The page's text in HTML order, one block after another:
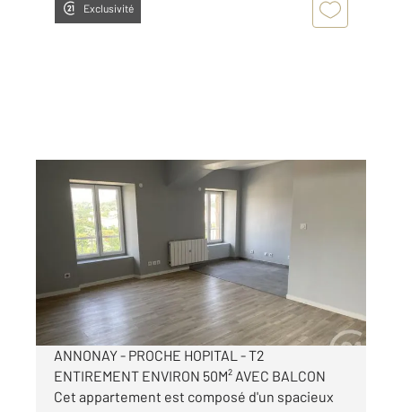
Exclusivité
ANNONAY 07
50,22 m , 2 pièces
Ref : 5310
Appartement T2 à louer
430 €
par mois charges comprises
ANNONAY - PROCHE HOPITAL - T2
ENTIREMENT ENVIRON 50M² AVEC BALCON
Cet appartement est composé d'un spacieux